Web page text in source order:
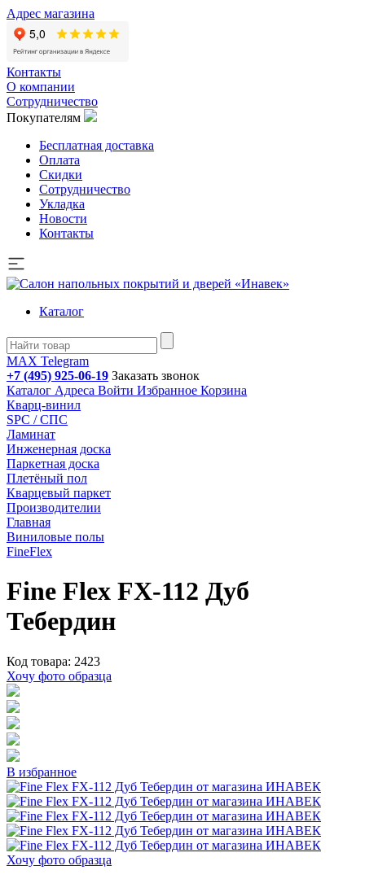
Адрес магазина
Контакты
О компании
Сотрудничество
Покупателям
Бесплатная доставка
Оплата
Скидки
Сотрудничество
Укладка
Новости
Контакты
Каталог
MAX Telegram
+7 (495) 925-06-19 Заказать звонок
Каталог Адреса Войти Избранное Корзина
Кварц-винил
SPC / СПС
Ламинат
Инженерная доска
Паркетная доска
Плетёный пол
Кварцевый паркет
Производителии
Главная
Виниловые полы
FineFlex
Fine Flex FX-112 Дуб
Тебердин
Код товара: 2423
Хочу фото образца
В избранное
Хочу фото образца